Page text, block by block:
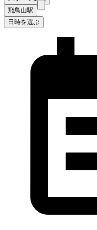
飛鳥山駅
日時を選ぶ